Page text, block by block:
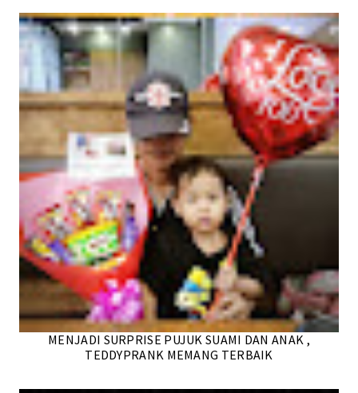
MENJADI SURPRISE PUJUK SUAMI DAN ANAK ,
TEDDYPRANK MEMANG TERBAIK